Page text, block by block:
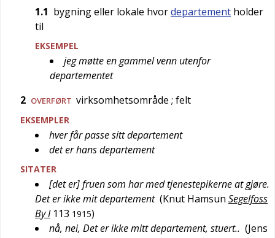
1.1 bygning eller lokale hvordepartement holder
til
EKSEMPEL
jeg møtte en gammel venn utenfor
departementet
2 OVERFØRT virksomhetsområde ; felt
EKSEMPLER
hver får passe sitt departement
det er hans departement
SITATER
[det er] fruen som har med tjenestepikerne at gjøre.
Det er ikke mit departement (Knut Hamsun Segelfoss
By I 113 1915)
nå, nei, Det er ikke mitt departement, stuert.. (Jens